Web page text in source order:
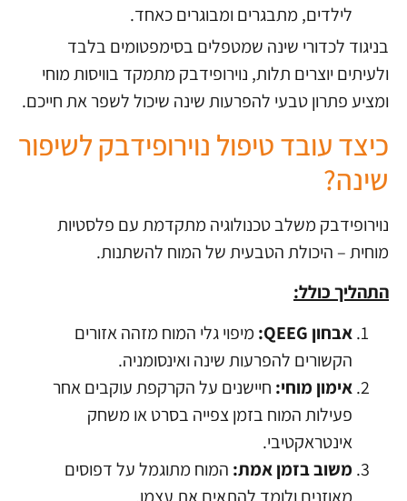
לילדים, מתבגרים ומבוגרים כאחד.
בניגוד לכדורי שינה שמטפלים בסימפטומים בלבד
ולעיתים יוצרים תלות, נוירופידבק מתמקד בוויסות מוחי
ומציע פתרון טבעי להפרעות שינה שיכול לשפר את חייכם.
כיצד עובד טיפול נוירופידבק לשיפור
שינה?
נוירופידבק משלב טכנולוגיה מתקדמת עם פלסטיות
מוחית – היכולת הטבעית של המוח להשתנות.
התהליך כולל:
אבחון QEEG:
מיפוי גלי המוח מזהה אזורים
הקשורים להפרעות שינה ואינסומניה.
אימון מוחי: חיישנים על הקרקפת עוקבים אחר
פעילות המוח בזמן צפייה בסרט או משחק
אינטראקטיבי.
משוב בזמן אמת: המוח מתוגמל על דפוסים
מאוזנים ולומד להתאים את עצמו.